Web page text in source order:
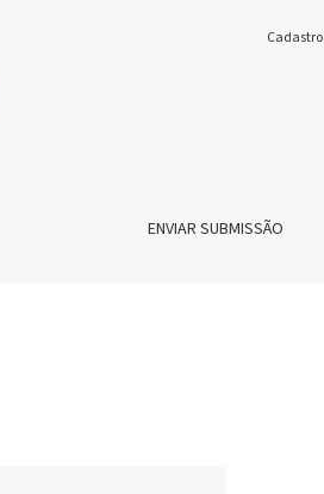
ENVIAR SUBMISSÃO
Cadastro